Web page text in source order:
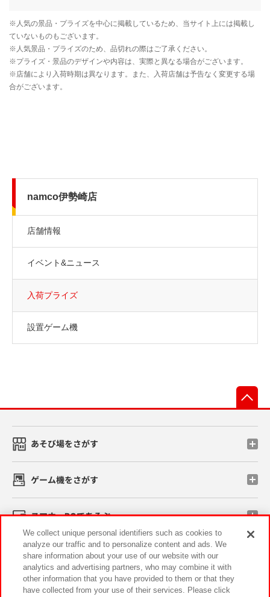
namco伊勢崎店
店舗情報
イベント&ニュース
入荷プライズ
設置ゲーム機
あそび場をさがす
ゲーム機をさがす
スマホ・PCであそぶ
イベント・キャンペーン
We collect unique personal identifiers such as cookies to
analyze our traffic and to personalize content and ads. We
share information about your use of our website with our
analytics and advertising partners, who may combine it with
other information that you have provided to them or that they
have collected from your use of their services. Please click